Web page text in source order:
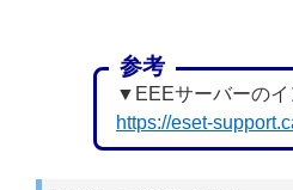
参考
▼EEEサーバーのイ
https://eset-